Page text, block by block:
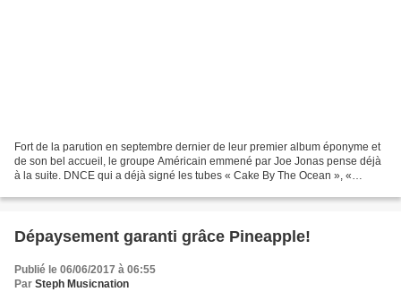
Fort de la parution en septembre dernier de leur premier album éponyme et
de son bel accueil, le groupe Américain emmené par Joe Jonas pense déjà
à la suite. DNCE qui a déjà signé les tubes « Cake By The Ocean », «
Dépaysement garanti grâce Pineapple!
Publié le 06/06/2017 à 06:55
Par Steph Musicnation